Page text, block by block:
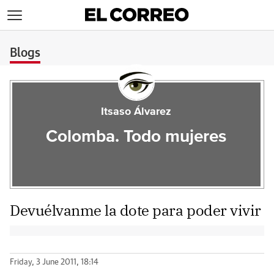
Blogs
Itsaso Álvarez
Colomba. Todo mujeres
Devuélvanme la dote para poder vivir
Friday, 3 June 2011, 18:14